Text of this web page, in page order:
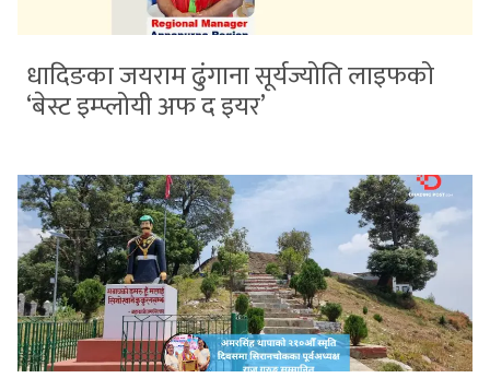
धादिङका जयराम ढुंगाना सूर्यज्योति लाइफको
‘बेस्ट इम्प्लोयी अफ द इयर’